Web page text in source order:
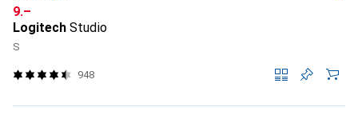
CHF
9.–
Logitech Studio
S
948